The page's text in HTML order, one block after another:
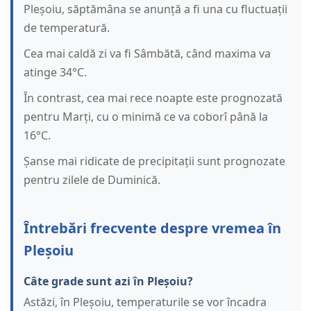
Pleșoiu, săptămâna se anunță a fi una cu fluctuații
de temperatură.
Cea mai caldă zi va fi Sâmbătă, când maxima va
atinge 34°C.
În contrast, cea mai rece noapte este prognozată
pentru Marți, cu o minimă ce va coborî până la
16°C.
Șanse mai ridicate de precipitații sunt prognozate
pentru zilele de Duminică.
Întrebări frecvente despre vremea în
Pleșoiu
Câte grade sunt azi în Pleșoiu?
Astăzi, în Pleșoiu, temperaturile se vor încadra